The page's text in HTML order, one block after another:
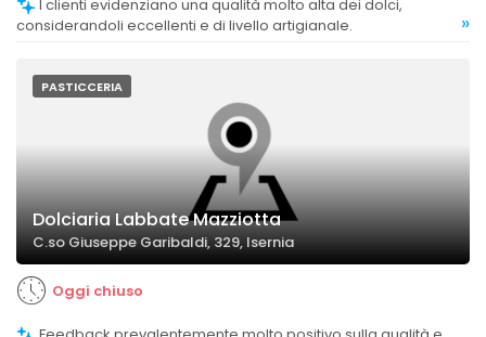
considerandoli eccellenti e di livello artigianale.
»
PASTICCERIA
Dolciaria Labbate Mazziotta
C.so Giuseppe Garibaldi, 329, Isernia
Oggi chiuso